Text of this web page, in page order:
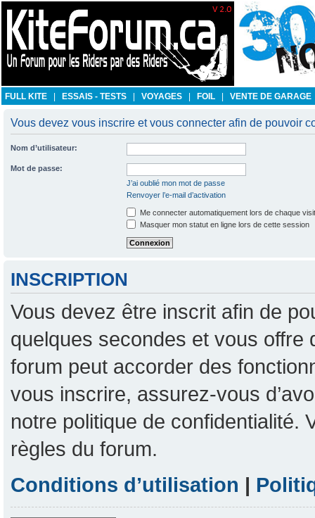
FULL KITE ESSAIS - TESTS VOYAGES FOIL VENTE DE GARAGE
Vous devez vous inscrire et vous connecter afin de pouvoir
Nom d’utilisateur:
Mot de passe:
J’ai oublié mon mot de passe
Renvoyer l’e-mail d’activation
Me connecter automatiquement lors de chaque
Masquer mon statut en ligne lors de cette session
INSCRIPTION
Vous devez être inscrit afin de
quelques secondes et vous offre
forum peut accorder des
vous inscrire, assurez-vous
notre politique de confidentialité.
règles du forum.
Conditions d’utilisation |